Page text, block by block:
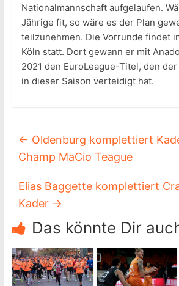
Nationalmannschaft aufgelaufen.
Jährige fit, so wäre es der Plan
teilzunehmen. Die Vorrunde findet
Köln statt. Dort gewann er mit
2021 den EuroLeague-Titel, den
in dieser Saison verteidigt hat.
← Oldenburg komplettiert
Champ MaCio Teague
Elias Baggette komplettiert
Kader →
Das könnte Dir